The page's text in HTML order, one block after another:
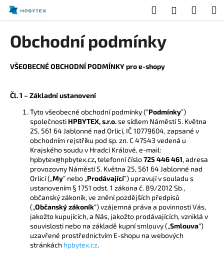
Přejít
obsah
HledatPřihlášení
Obchodní podmínky
VŠEOBECNÉ OBCHODNÍ PODMÍNKY pro e-shopy
Čl. 1 – Základní ustanovení
Tyto všeobecné obchodní podmínky (“Podmínky”)
společnosti HPBYTEX, s.r.o.se sídlem Náměstí 5. Května
25, 561 64 Jablonné nad Orlicí, IČ 10779604, zapsané v
obchodním rejstříku pod sp. zn. C 47543 vedená u
Krajského soudu v Hradci Králové, e-mail:
hpbytex@hpbytex.cz,telefonní číslo725 446 461, adresa
provozovny Náměstí 5. Května 25, 561 64 Jablonné nad
Orlicí („My” nebo „Prodávající”) upravují v souladu s
ustanovením § 1751 odst. 1 zákona č. 89/2012 Sb.,
občanský zákoník, ve znění pozdějších předpisů
(„Občanský zákoník“) vzájemná práva a povinnosti Vás,
jakožto kupujících, a Nás, jakožto prodávajících, vzniklá v
souvislosti nebo na základě kupní smlouvy („Smlouva“)
uzavřené prostřednictvím E-shopu na webových
stránkách hpbytex.cz.
o
o
o